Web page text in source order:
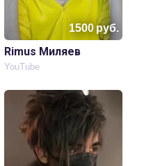
1500руб.
Rimus Миляев
YouTube